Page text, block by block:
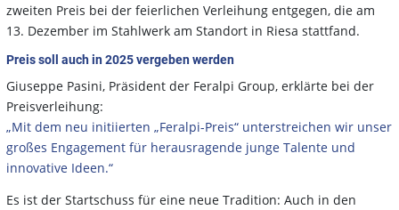
zweiten Preis bei der feierlichen Verleihung entgegen, die am
13. Dezember im Stahlwerk am Standort in Riesa stattfand.
Preis soll auch in 2025 vergeben werden
Giuseppe Pasini, Präsident der Feralpi Group, erklärte bei der
Preisverleihung:
„Mit dem neu initiierten „Feralpi-Preis“ unterstreichen wir unser
großes Engagement für herausragende junge Talente und
innovative Ideen.“
Es ist der Startschuss für eine neue Tradition: Auch in den